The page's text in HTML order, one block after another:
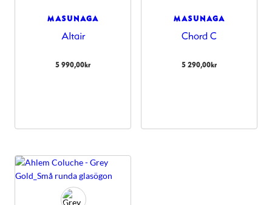
MASUNAGA
Altair
5 990,00kr
MASUNAGA
Chord C
5 290,00kr